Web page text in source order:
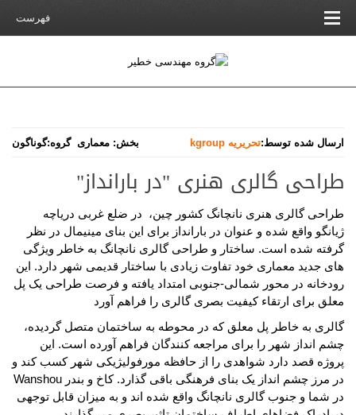
فهرست
ارسال شده توسط:تحریریه kgroup بخش: معماری گروه:گوناگون
طراحی گالری هنری "در بارانداز"
طراحی گالری هنری نانچانگ کشور چین، در ضلع غربی دریاچه
ژیانگو واقع شده و عنوان در بارانداز برای این بنای مینیمال در نظر
گرفته شده است. ساختار و طراحی گالری نانچانگ به خاطر ویژگی
های جدید معماری خود تفاوت زیادی با ساختار قدیمی شهر دارد. این
رودخانه در محور شمالی-جنوبی امتداد یافته و فرصت طراحی یک پل
معلق برای ارتقاء کیفیت بصری گالری را فراهم آورد
گالری به خاطر پل معلق که در محوطه به ساختمان متصل گردیده،
چشم انداز شهر را برای مراجعه کنندگان فراهم آورده است. این
پروژه قصد دارد شواهدی را از حافظه مورفولیژیکی شهر کسب کند و
در مرز چشم انداز یک بنای فرهنگی باقی گذارد. کاخ و بندر
در شما و جنوب گالری نانچانگ واقع شده اند و به میزان قابل توجهی